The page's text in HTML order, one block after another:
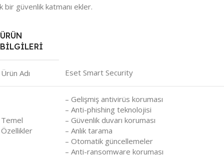
bir güvenlik katmanı ekler.
ÜRÜN
BILGILERI
Ürün Adı Eset Smart Security
Temel
Özellikler
– Gelişmiş antivirüs koruması
– Anti-phishing teknolojisi
– Güvenlik duvarı koruması
– Anlık tarama
– Otomatik güncellemeler
– Anti-ransomware koruması